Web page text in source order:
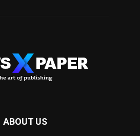
ABOUT US